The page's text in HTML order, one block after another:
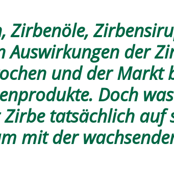
Zirbenöle,
Auswirkungen der
und der Markt
Doch
tatsächlich auf
mit der